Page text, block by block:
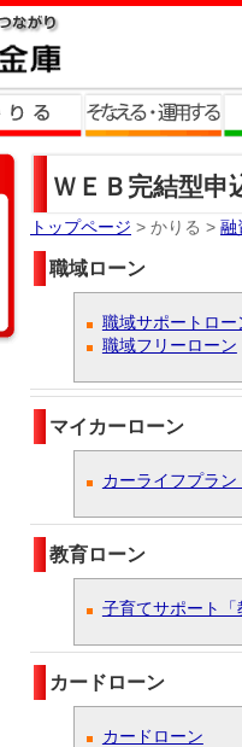
ＷＥＢ完結型申
トップページ > かりる > 融
職域ローン
職域サポートロー
職域フリーローン
マイカーローン
カーライフプラ
教育ローン
子育てサポート
カードローン
カードローン